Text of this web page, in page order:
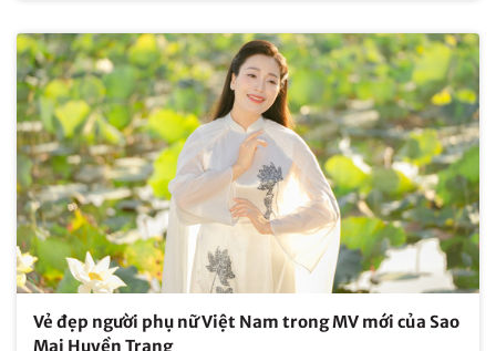
Vẻ đẹp người phụ nữ Việt Nam trong MV mới của Sao
Mai Huyền Trang